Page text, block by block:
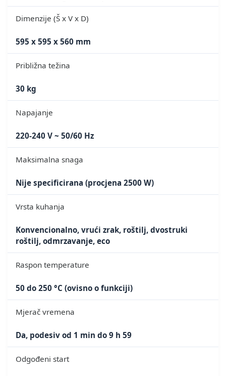
Dimenzije (Š x V x D)
595 x 595 x 560 mm
Približna težina
30 kg
Napajanje
220-240 V ~ 50/60 Hz
Maksimalna snaga
Nije specificirana (procjena 2500 W)
Vrsta kuhanja
Konvencionalno, vrući zrak, roštilj, dvostruki
roštilj, odmrzavanje, eco
Raspon temperature
50 do 250 °C (ovisno o funkciji)
Mjerač vremena
Da, podesiv od 1 min do 9 h 59
Odgođeni start